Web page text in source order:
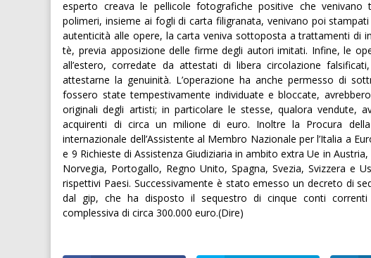
esperto creava le pellicole fotografiche positive che
polimeri, insieme ai fogli di carta filigranata, venivano poi
autenticità alle opere, la carta veniva sottoposta a trattamenti di
tè, previa apposizione delle firme degli autori imitati. Infine, le
all’estero, corredate da attestati di libera circolazione
attestarne la genuinità. L’operazione ha anche permesso di
fossero state tempestivamente individuate e bloccate,
originali degli artisti; in particolare le stesse, qualora vendute,
acquirenti di circa un milione di euro. Inoltre la Procura
internazionale dell’Assistente al Membro Nazionale per l’Italia a
e 9 Richieste di Assistenza Giudiziaria in ambito extra Ue in
Norvegia, Portogallo, Regno Unito, Spagna, Svezia, Svizzera e
rispettivi Paesi. Successivamente è stato emesso un decreto di
dal gip, che ha disposto il sequestro di cinque conti
complessiva di circa 300.000 euro.(Dire)